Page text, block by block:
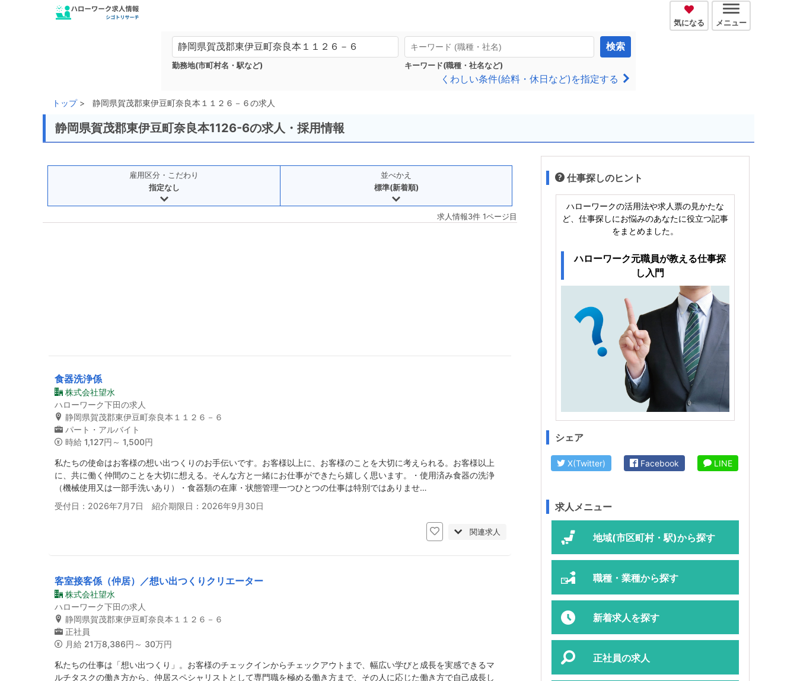
気になる メニュー
勤務地(市町村名・駅など) キーワード(職種・社名など)
検索
くわしい条件(給料・休日など)を指定する
トップ 静岡県賀茂郡東伊豆町奈良本１１２６－６の求人
静岡県賀茂郡東伊豆町奈良本1126-6の求人・採用情報
雇用区分・こだわり
指定なし
並べかえ
標準(新着順)
求人情報3件 1ページ目
食器洗浄係
株式会社望水
ハローワーク下田の求人
静岡県賀茂郡東伊豆町奈良本１１２６－６
パート・アルバイト
時給 1,127円～ 1,500円
私たちの使命はお客様の想い出つくりのお手伝いです。お客様以上に、お客様のことを大切に考えられる。お客様以上
に、共に働く仲間のことを大切に想える。そんな方と一緒にお仕事ができたら嬉しく思います。・使用済み食器の洗浄
（機械使用又は一部手洗いあり）・食器類の在庫・状態管理一つひとつの仕事は特別ではありませ…
受付日：2026年7月7日 紹介期限日：2026年9月30日
関連求人
客室接客係（仲居）／想い出つくりクリエーター
株式会社望水
ハローワーク下田の求人
静岡県賀茂郡東伊豆町奈良本１１２６－６
正社員
月給 21万8,386円～ 30万円
私たちの仕事は「想い出つくり」。お客様のチェックインからチェックアウトまで、幅広い学びと成長を実感できるマ
ルチタスクの働き方から、仲居スペシャリストとして専門職を極める働き方まで、その人に応じた働き方で自己成長し
仕事探しのヒント
ハローワークの活用法や求人票の見かたな
ど、仕事探しにお悩みのあなたに役立つ記事
をまとめました。
ハローワーク元職員が教える仕事探
し入門
シェア
X(Twitter) Facebook LINE
求人メニュー
地域(市区町村・駅)から探す
職種・業種から探す
新着求人を探す
正社員の求人